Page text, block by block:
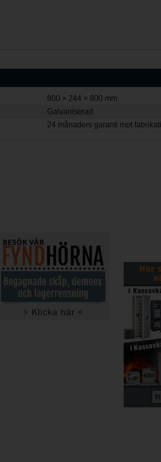
800 × 244 × 800 mm
Galvaniserad
24 månaders garanti mot